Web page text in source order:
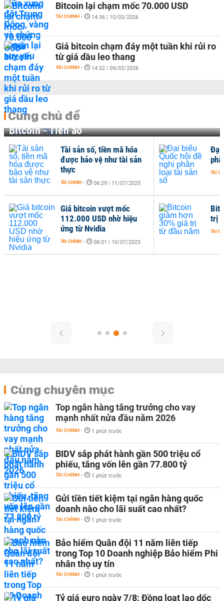
Bitcoin lại chạm mốc 70.000 USD
TÀI CHÍNH - 14:36 | 10/03/2026
Giá bitcoin chạm đáy một tuần khi rủi ro
từ giá dầu leo thang
TÀI CHÍNH - 14:52 | 09/03/2026
Cùng chủ đề
Bitcoin - Tiền ảo
trị
TÀI
Tài sản số, tiền mã hóa
được bảo vệ như tài sản
thực
TÀI CHÍNH - 06:29 | 11/07/2025
Giá bitcoin vượt mốc
112.000 USD nhờ hiệu
ứng từ Nvidia
TÀI CHÍNH - 08:01 | 10/07/2025
Đại
TÀI
Cùng chuyên mục
Top ngân hàng tăng trưởng cho vay
mạnh nhất nửa đầu năm 2026
TÀI CHÍNH - 1 phút trước
BIDV sắp phát hành gần 500 triệu cổ
phiếu, tăng vốn lên gần 77.800 tỷ
TÀI CHÍNH - 1 phút trước
Gửi tiền tiết kiệm tại ngân hàng quốc
doanh nào cho lãi suất cao nhất?
TÀI CHÍNH - 1 phút trước
Bảo hiểm Quân đội 11 năm liên tiếp
trong Top 10 Doanh nghiệp Bảo hiểm Phi
nhân thọ uy tín
TÀI CHÍNH - 1 phút trước
Tỷ giá euro ngày 7/8: Đồng loạt lao dốc